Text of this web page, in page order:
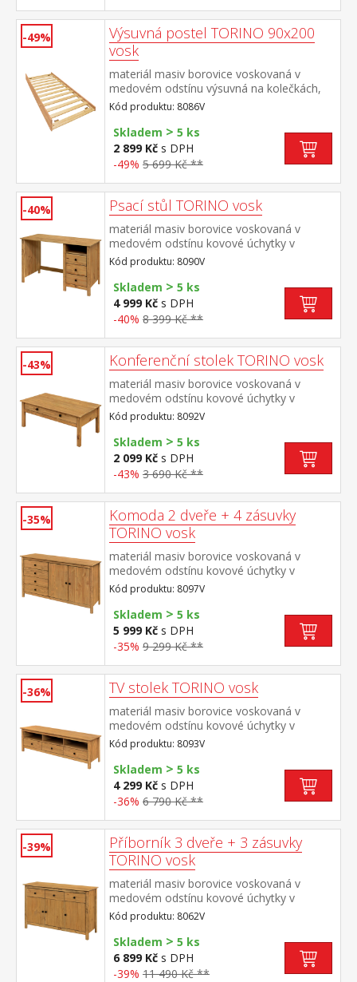
-49%
Výsuvná postel TORINO 90x200
vosk
materiál masiv borovice voskovaná v
medovém odstínu výsuvná na kolečkách,
cena bez matrace maximální doporučená
výška matrace 14 cm doporučený rozměr
matrace 90 × 200 cm vhodná jako výsuvná
přistýlka k pohovce TORINO 8085V
Kód produktu: 8086V
Skladem > 5 ks
2 899 Kč s DPH
-49% 5 699 Kč **
-40% Psací stůl TORINO vosk
materiál masiv borovice voskovaná v
medovém odstínu kovové úchytky v
barevném provedení černěná mosaz 3
zásuvky s kovovými pojezdy, 1 police
Kód produktu: 8090V
Skladem > 5 ks
4 999 Kč s DPH
-40% 8 399 Kč **
-43% Konferenční stolek TORINO vosk
materiál masiv borovice voskovaná v
medovém odstínu kovové úchytky v
barevném provedení černěná mosaz široká
zásuvka s kovovými pojezdy
Kód produktu: 8092V
Skladem > 5 ks
2 099 Kč s DPH
-43% 3 690 Kč **
-35%
Komoda 2 dveře + 4 zásuvky
TORINO vosk
materiál masiv borovice voskovaná v
medovém odstínu kovové úchytky v
barevném provedení černěná mosaz 4
zásuvky s kovovými pojezdy, 2 plné dveře,
1 police
Kód produktu: 8097V
Skladem > 5 ks
5 999 Kč s DPH
-35% 9 299 Kč **
-36% TV stolek TORINO vosk
materiál masiv borovice voskovaná v
medovém odstínu kovové úchytky v
barevném provedení černěná mosaz 3
zásuvky s kovovými pojezdy
Kód produktu: 8093V
Skladem > 5 ks
4 299 Kč s DPH
-36% 6 790 Kč **
-39%
Příborník 3 dveře + 3 zásuvky
TORINO vosk
materiál masiv borovice voskovaná v
medovém odstínu kovové úchytky v
barevném provedení černěná mosaz 3
dveře, 3 zásuvky s kovovými pojezdy
vhodný doplněk nástavec TORINO 8063V
Kód produktu: 8062V
Skladem > 5 ks
6 899 Kč s DPH
-39% 11 490 Kč **